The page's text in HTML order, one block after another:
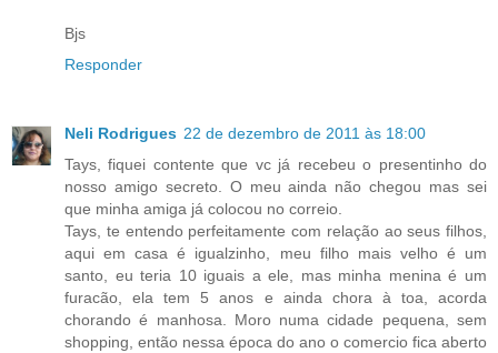
Bjs
Responder
Neli Rodrigues 22 de dezembro de 2011 às 18:00
Tays, fiquei contente que vc já recebeu o presentinho do
nosso amigo secreto. O meu ainda não chegou mas sei
que minha amiga já colocou no correio.
Tays, te entendo perfeitamente com relação ao seus filhos,
aqui em casa é igualzinho, meu filho mais velho é um
santo, eu teria 10 iguais a ele, mas minha menina é um
furacão, ela tem 5 anos e ainda chora à toa, acorda
chorando é manhosa. Moro numa cidade pequena, sem
shopping, então nessa época do ano o comercio fica aberto